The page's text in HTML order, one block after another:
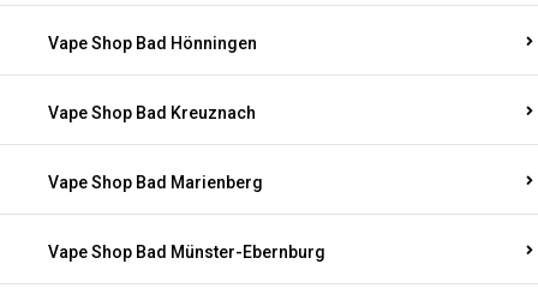
Vape Shop Bad Hönningen
Vape Shop Bad Kreuznach
Vape Shop Bad Marienberg
Vape Shop Bad Münster-Ebernburg